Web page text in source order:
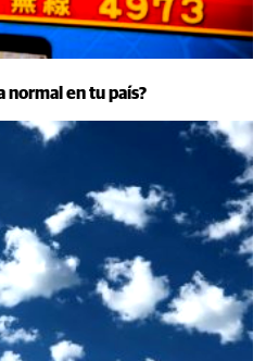
normal en tu país?